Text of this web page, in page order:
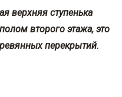
верхняя ступенька
второго этажа, это
перекрытий.